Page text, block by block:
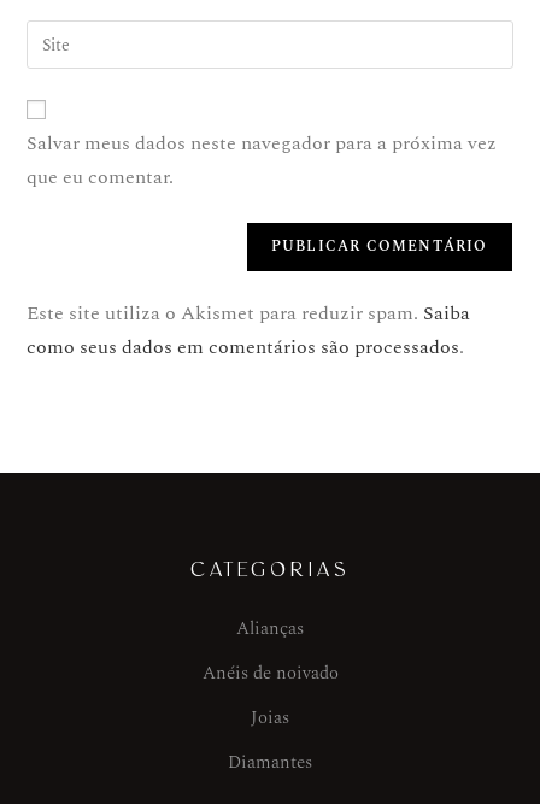
Salvar meus dados neste navegador para a próxima vez
que eu comentar.
Este site utiliza o Akismet para reduzir spam. Saiba
como seus dados em comentários são processados.
CATEGORIAS
Alianças
Anéis de noivado
Joias
Diamantes